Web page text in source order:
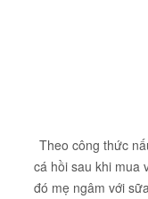
Theo công thức
cá hồi sau khi mua
đó mẹ ngâm với